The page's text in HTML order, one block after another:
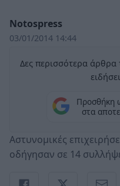
Notospress
03/01/2014 14:44
Δες περισσότερα
Προσθήκη
στα
Αστυνομικές
οδήγησαν σε 14